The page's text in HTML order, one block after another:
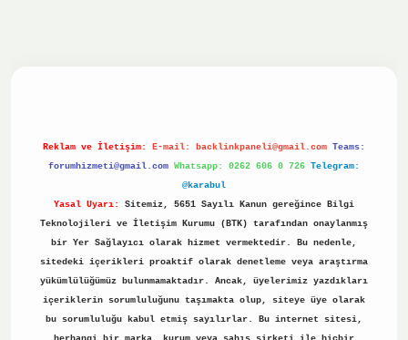
Reklam ve İletişim: E-mail: backlinkpaneli@gmail.com Teams:
forumhizmeti@gmail.com Whatsapp: 0262 606 0 726 Telegram:
@karabul
Yasal Uyarı:
Sitemiz, 5651 Sayılı Kanun gereğince Bilgi
Teknolojileri ve İletişim Kurumu (BTK) tarafından onaylanmış
bir Yer Sağlayıcı olarak hizmet vermektedir. Bu nedenle,
sitedeki içerikleri proaktif olarak denetleme veya araştırma
yükümlülüğümüz bulunmamaktadır. Ancak, üyelerimiz yazdıkları
içeriklerin sorumluluğunu taşımakta olup, siteye üye olarak
bu sorumluluğu kabul etmiş sayılırlar. Bu internet sitesi,